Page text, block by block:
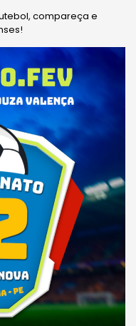
compareça e